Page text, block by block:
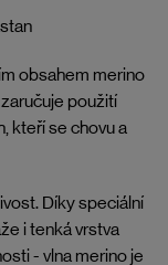
obsahem merino
zaručuje použití
kteří se chovu a
Díky speciální
i tenká vrstva
- vlna merino je